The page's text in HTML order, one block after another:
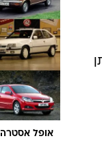
אופל אסטרה 2009